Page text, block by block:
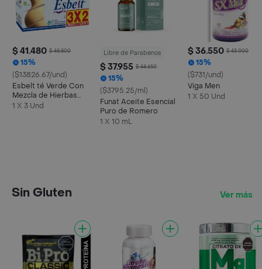
$ 41.480 $ 48.800
15%
($13826.67/und)
Esbelt té Verde Con
Mezcla de Hierbas
Eres
1 X 3 Und
Libre de Parabenos
$ 37.955 $ 44.650
15%
($3795.25/ml)
Funat Aceite Esencial
Puro de Romero
1 X 10 mL
$ 36.550 $ 43.000
15%
($731/und)
Viga Men
1 X 50 Und
Sin Gluten Ver más